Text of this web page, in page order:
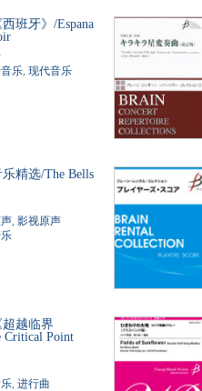
班牙》/Espana
乐, 现代音乐
乐精选/The Bells
, 影视原声
越临界
Critical Point
, 进行曲